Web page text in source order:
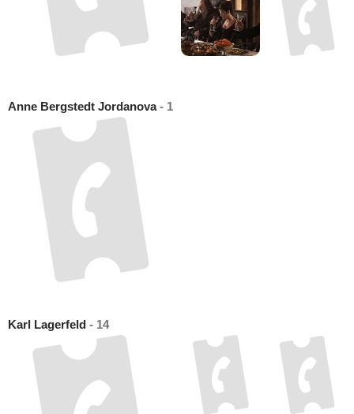
Anne Bergstedt Jordanova- 1
Karl Lagerfeld - 14